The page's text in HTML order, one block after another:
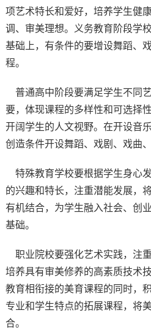
项艺术特长和爱好，培养学生健
调、审美理想。义务教育阶段学
基础上，有条件的要增设舞蹈、
程。
普通高中阶段要满足学生不同
要，体现课程的多样性和可选择
开阔学生的人文视野。在开设音
创造条件开设舞蹈、戏剧、戏曲
特殊教育学校要根据学生身心
的兴趣和特长，注重潜能发展，
有机结合，为学生融入社会、创
基础。
职业院校要强化艺术实践，注
培养具有审美修养的高素质技术
教育相衔接的美育课程的同时，
专业和学生特点的拓展课程，将
合。